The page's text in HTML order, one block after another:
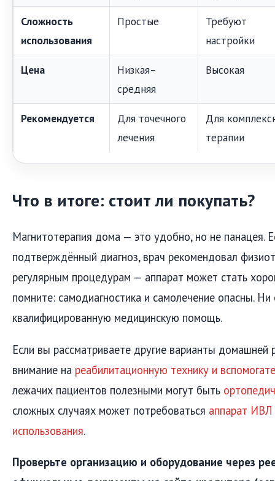
Сложность
использования
Простые
Требуют
настройки
Цена
Низкая–
средняя
Высокая
Рекомендуется
Для точечного
лечения
Для
терапии
Что в итоге: стоит ли покупать?
Магнитотерапия дома — это удобно, но не панацея.
подтверждённый диагноз, врач рекомендовал
регулярным процедурам — аппарат может стать
помните: самодиагностика и самолечение опасны.
квалифицированную медицинскую помощь.
Если вы рассматриваете другие варианты домашней
внимание на реабилитационную технику и
лежачих пациентов полезными могут быть
сложных случаях может потребоваться аппарат
использования.
Проверьте организацию и оборудование через